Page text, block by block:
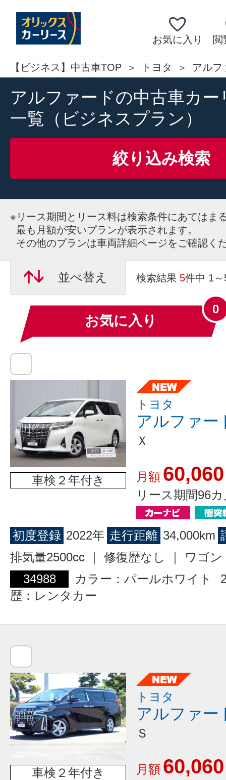
お気に入り 閲
【ビジネス】中古車TOP トヨタ アルフ
アルファードの中古車カー
一覧（ビジネスプラン）
絞り込み検索
※ リース期間とリース料は検索条件にあてはま
最も月額が安いプランが表示されます。
その他のプランは車両詳細ページをご確認く
並べ替え 検索結果 5件中 1
お気に入り
0
車検２年付き
トヨタ
アルファー
Ｘ
月額 60,060
リース期間96
初度登録 2022年 走行距離 34,000km
排気量2500cc ｜ 修復歴なし ｜ ワゴ
34988
カラー：パールホワイト
歴：レンタカー
車検２年付き
トヨタ
アルファー
Ｓ
月額 60,060